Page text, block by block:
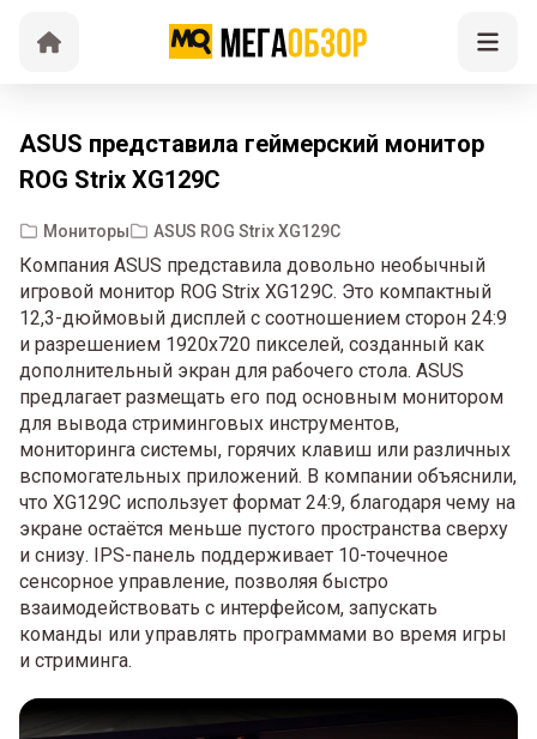
ASUS представила геймерский монитор
ROG Strix XG129C
Мониторы ASUS ROG Strix XG129C
Компания ASUS представила довольно необычный
игровой монитор ROG Strix XG129C. Это компактный
12,3-дюймовый дисплей с соотношением сторон 24:9
и разрешением 1920х720 пикселей, созданный как
дополнительный экран для рабочего стола. ASUS
предлагает размещать его под основным монитором
для вывода стриминговых инструментов,
мониторинга системы, горячих клавиш или различных
вспомогательных приложений. В компании объяснили,
что XG129C использует формат 24:9, благодаря чему на
экране остаётся меньше пустого пространства сверху
и снизу. IPS-панель поддерживает 10-точечное
сенсорное управление, позволяя быстро
взаимодействовать с интерфейсом, запускать
команды или управлять программами во время игры
и стриминга.